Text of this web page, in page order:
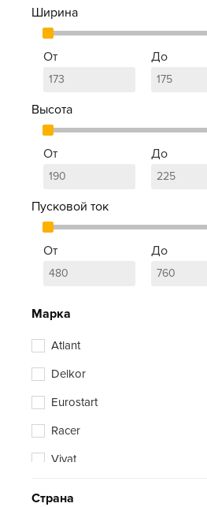
Ширина
От До
Высота
От До
Пусковой ток
От До
Марка
Atlant
Delkor
Eurostart
Racer
Vivat
Страна